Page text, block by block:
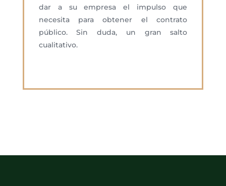
dar a su empresa el impulso que
necesita para obtener el contrato
público. Sin duda, un gran salto
cualitativo.